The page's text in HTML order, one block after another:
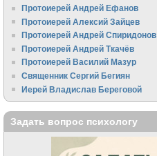
Протоиерей Андрей Ефанов
Протоиерей Алексий Зайцев
Протоиерей Андрей Спиридонов
Протоиерей Андрей Ткачёв
Протоиерей Василий Мазур
Священник Сергий Бегиян
Иерей Владислав Береговой
Задать вопрос психологу